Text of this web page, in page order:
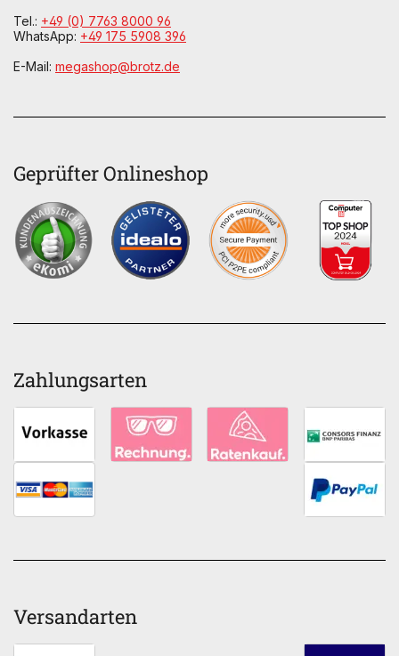
Tel.: +49 (0) 7763 8000 96
WhatsApp: +49 175 5908 396
E-Mail: megashop@brotz.de
Geprüfter Onlineshop
Zahlungsarten
Versandarten